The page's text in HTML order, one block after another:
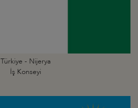
Türkiye - Nijerya
İş Konseyi